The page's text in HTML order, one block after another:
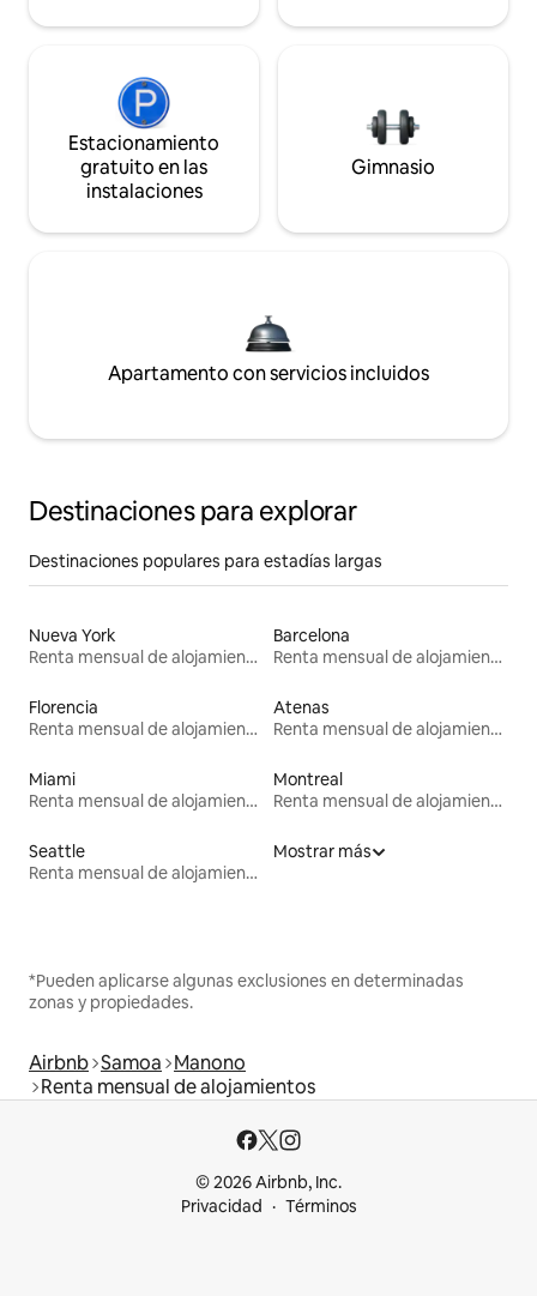
Estacionamiento
gratuito en las
instalaciones
Gimnasio
Apartamento con servicios incluidos
Destinaciones para explorar
Destinaciones populares para estadías largas
Nueva York
Renta mensual de alojamientos
Barcelona
Renta mensual de alojamientos
Florencia
Renta mensual de alojamientos
Atenas
Renta mensual de alojamientos
Miami
Renta mensual de alojamientos
Montreal
Renta mensual de alojamientos
Seattle
Renta mensual de alojamientos
Mostrar más
*Pueden aplicarse algunas exclusiones en determinadas
zonas y propiedades.
Airbnb Samoa Manono
Renta mensual de alojamientos
© 2026 Airbnb, Inc.
Privacidad
Términos